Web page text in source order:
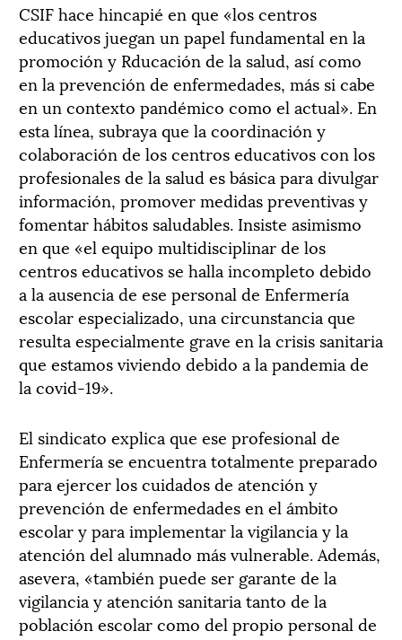
CSIF hace hincapié en que «los centros
educativos juegan un papel fundamental en la
promoción y Rducación de la salud, así como
en la prevención de enfermedades, más si cabe
en un contexto pandémico como el actual». En
esta línea, subraya que la coordinación y
colaboración de los centros educativos con los
profesionales de la salud es básica para divulgar
información, promover medidas preventivas y
fomentar hábitos saludables. Insiste asimismo
en que «el equipo multidisciplinar de los
centros educativos se halla incompleto debido
a la ausencia de ese personal de Enfermería
escolar especializado, una circunstancia que
resulta especialmente grave en la crisis sanitaria
que estamos viviendo debido a la pandemia de
la covid-19».
El sindicato explica que ese profesional de
Enfermería se encuentra totalmente preparado
para ejercer los cuidados de atención y
prevención de enfermedades en el ámbito
escolar y para implementar la vigilancia y la
atención del alumnado más vulnerable. Además,
asevera, «también puede ser garante de la
vigilancia y atención sanitaria tanto de la
población escolar como del propio personal de